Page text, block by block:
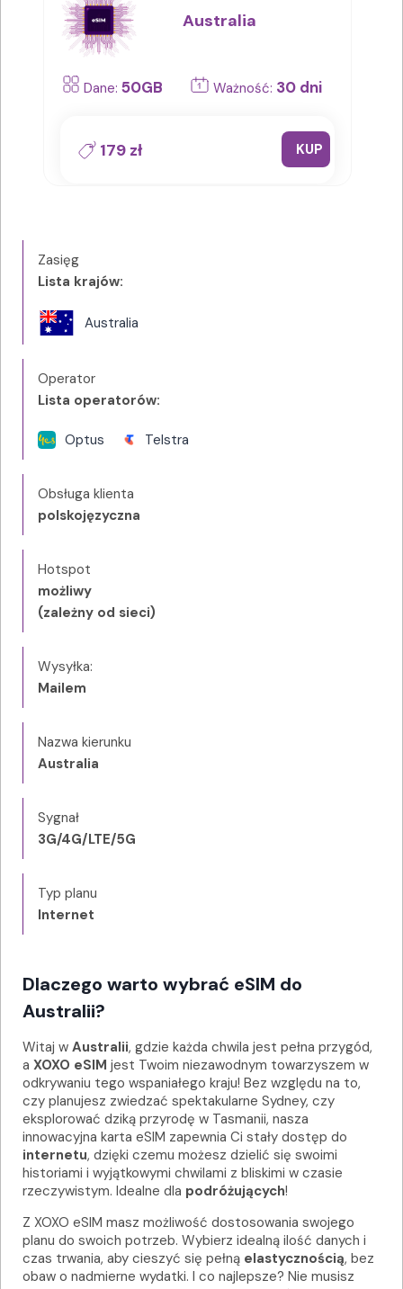
Australia
Dane: 50GB Ważność: 30 dni
179 zł KUP
Zasięg
Lista krajów:
Australia
Operator
Lista operatorów:
Optus Telstra
Obsługa klienta
polskojęzyczna
Hotspot
możliwy
(zależny od sieci)
Wysyłka:
Mailem
Nazwa kierunku
Australia
Sygnał
3G/4G/LTE/5G
Typ planu
Internet
Dlaczego warto wybrać eSIM do
Australii?
Witaj w Australii, gdzie każda chwila jest pełna przygód,
a XOXO eSIM jest Twoim niezawodnym towarzyszem w
odkrywaniu tego wspaniałego kraju! Bez względu na to,
czy planujesz zwiedzać spektakularne Sydney, czy
eksplorować dziką przyrodę w Tasmanii, nasza
innowacyjna karta eSIM zapewnia Ci stały dostęp do
internetu, dzięki czemu możesz dzielić się swoimi
historiami i wyjątkowymi chwilami z bliskimi w czasie
rzeczywistym. Idealne dla podróżujących!
Z XOXO eSIM masz możliwość dostosowania swojego
planu do swoich potrzeb. Wybierz idealną ilość danych i
czas trwania, aby cieszyć się pełną elastycznością, bez
obaw o nadmierne wydatki. I co najlepsze? Nie musisz